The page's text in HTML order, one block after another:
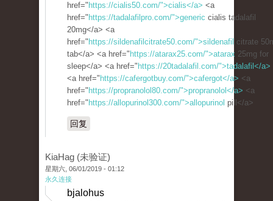
href=" https://cialis50.com/">cialis</a> <a
href=" https://tadalafilpro.com/">generic cialis tadalafil
20mg</a> <a
href=" https://sildenafilcitrate50.com/">sildenafil citrate
tab</a> <a href=" https://atarax25.com/">atarax 25mg for
sleep</a> <a href=" https://20tadalafil.com/">tadalafil</a>
<a href=" https://cafergotbuy.com/">cafergot</a> <a
href=" https://propranolol80.com/">propranolol</a> <a
href=" https://allopurinol300.com/">allopurinol pill</a>
回复
KiaHag (未验证)
星期六, 06/01/2019 - 01:12
永久连接
bjalohus